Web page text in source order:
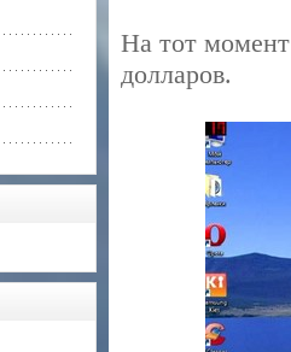
На тот
долларов.